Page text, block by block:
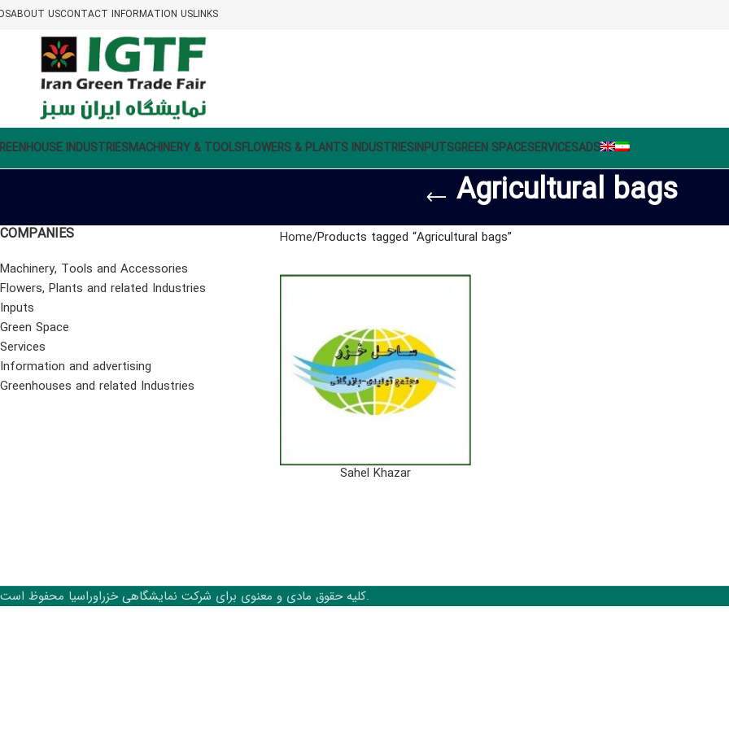
ABOUT USCONTACT INFORMATION USLINKS
INDUSTRIESMACHINERY & TOOLSFLOWERS & PLANTS INDUSTRIESINPUTSGREEN SPACESERVICESADS
Agricultural bags
COMPANIES
Machinery, Tools and Accessories
Flowers, Plants and related Industries
Inputs
Green Space
Services
Information and advertising
Greenhouses and related Industries
Home Products tagged “Agricultural bags”
Sahel Khazar
کلیه حقوق مادی و معنوی برای شرکت نمایشگاهی خزراوراسیا محفوظ است.